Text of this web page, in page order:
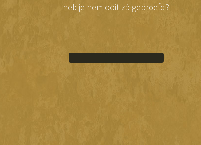
heb je hem ooit zó geproefd?